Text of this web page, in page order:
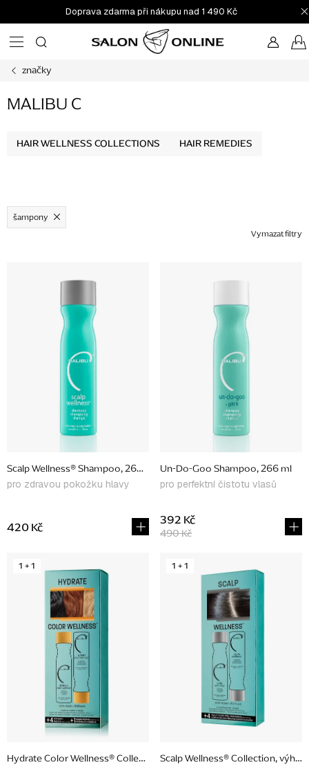
na
obsah
Doprava zdarma při nákupu nad 1 490 Kč
značky
MALIBU C
HAIR WELLNESS COLLECTIONS HAIR REMEDIES
šampony
Vymazat filtry
u
k
ů
Scalp Wellness® Shampoo, 266 ml
pro zdravou pokožku hlavy
420 Kč
Un-Do-Goo Shampoo, 266 ml
pro perfektní čistotu vlasů
490 Kč
392 Kč
1 + 1
Hydrate Color Wellness® Collection, výhodný set
1 + 1
Scalp Wellness® Collection,